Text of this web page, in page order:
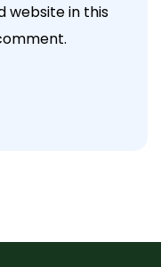
website in this